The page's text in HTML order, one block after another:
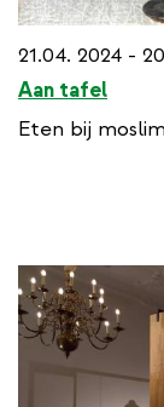
21.04. 2024 -
Aan tafel
Eten bij